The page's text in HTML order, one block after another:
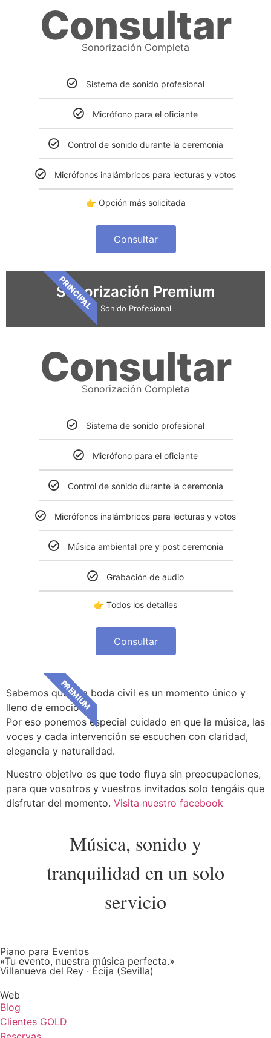
Consultar
Sonorización Completa
Sistema de sonido profesional
Micrófono para el oficiante
Control de sonido durante la ceremonia
Micrófonos inalámbricos para lecturas y votos
👉 Opción más solicitada
Consultar
PRINCIPAL
Sonorización Premium
Sonido Profesional
Consultar
Sonorización Completa
Sistema de sonido profesional
Micrófono para el oficiante
Control de sonido durante la ceremonia
Micrófonos inalámbricos para lecturas y votos
Música ambiental pre y post ceremonia
Grabación de audio
👉 Todos los detalles
Consultar
PREMIUM
Sabemos que una boda civil es un momento único y
lleno de emoción.
Por eso ponemos especial cuidado en que la música, las
voces y cada intervención se escuchen con claridad,
elegancia y naturalidad.
Nuestro objetivo es que todo fluya sin preocupaciones,
para que vosotros y vuestros invitados solo tengáis que
disfrutar del momento. Visita nuestro facebook
Música, sonido y
tranquilidad en un solo
servicio
Piano para Eventos
«Tu evento, nuestra música perfecta.»
Villanueva del Rey · Écija (Sevilla)
Web
Blog
Clientes GOLD